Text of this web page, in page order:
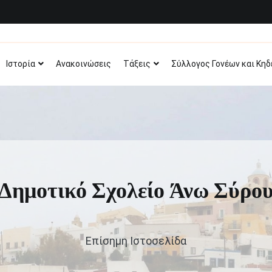
Ιστορία Ανακοινώσεις Τάξεις Σύλλογος Γονέων και
Σχολείο Άνω
Επίσημη Ιστοσελίδα